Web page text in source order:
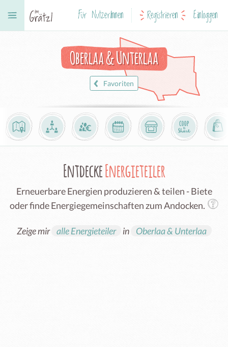
Für NutzerInnen Registrieren Einloggen
Oberlaa & Unterlaa
Favoriten
EntdeckeEnergieteiler
Erneuerbare Energien produzieren & teilen - Biete
oder finde Energiegemeinschaften zum Andocken.
Zeige mir alle Energieteiler in Oberlaa & Unterlaa